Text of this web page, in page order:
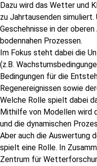
Dazu wird das Wetter und
zu Jahrtausenden
Geschehnisse in der
bodennahen Prozessen.
Im Fokus steht dabei die
(z.B.
Bedingungen für die
Regenereignissen sowie
Welche Rolle spielt dabei
Mithilfe von Modellen wird
und die dynamischen
Aber auch die Auswertung
spielt eine Rolle. In
Zentrum für